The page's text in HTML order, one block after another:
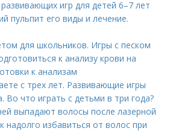
игр для детей 6–7 лет
пульпит его виды и лечение.
для школьников. Игры с песком
к анализу крови на
к анализам
с трех лет. Развивающие игры
Во что играть с детьми в три года?
выпадают волосы после лазерной
надолго избавиться от волос при